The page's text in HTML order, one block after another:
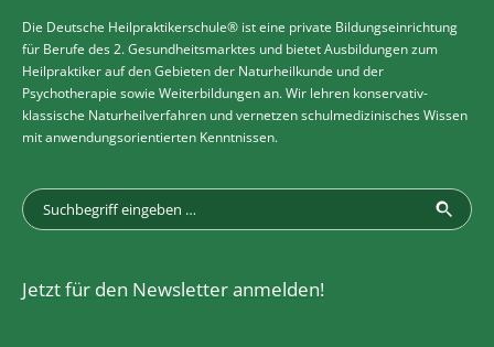
Die Deutsche Heilpraktikerschule® ist eine private Bildungseinrichtung
für Berufe des 2. Gesundheitsmarktes und bietet Ausbildungen zum
Heilpraktiker auf den Gebieten der Naturheilkunde und der
Psychotherapie sowie Weiterbildungen an. Wir lehren konservativ-
klassische Naturheilverfahren und vernetzen schulmedizinisches Wissen
mit anwendungsorientierten Kenntnissen.
Jetzt für den Newsletter anmelden!